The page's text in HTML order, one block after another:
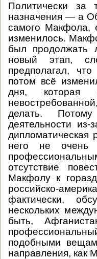
Политически
назначения — а
самого Макфола,
изменилось.
был продолжать
новый этап,
предполагал,
потом всё
дня, которая
делать.
деятельности
дипломатическая
него не очень
отсутствие
Макфолу к
российско-
фактически,
нескольких
быть,
подобными
направления, как